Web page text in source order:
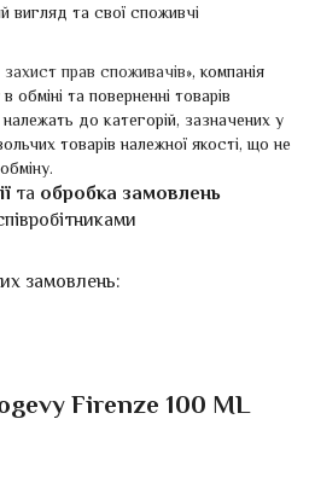
вигляд та свої споживчі
прав споживачів», компанія
та поверненні товарів
до категорій, зазначених у
товарів належної якості, що не
та обробка замовлень
замовлень:
Firenze 100 ML